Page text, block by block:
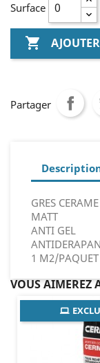
Surface

Partager
GRES
MATT
ANTI GEL
1 M2/PAQUET
VOUS AIMEREZ